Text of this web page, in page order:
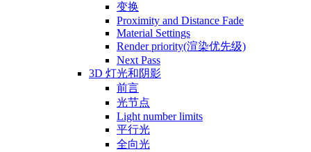
变换
Proximity and Distance Fade
Material Settings
Render priority(渲染优先级)
Next Pass
3D 灯光和阴影
前言
光节点
Light number limits
平行光
全向光